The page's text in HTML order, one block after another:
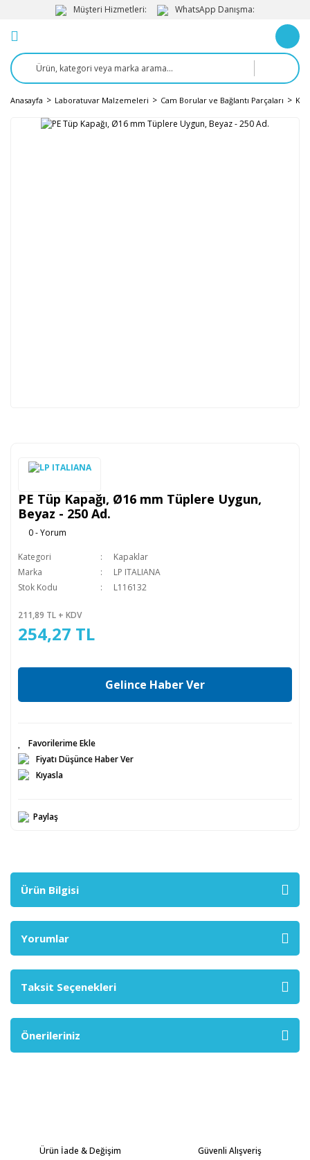
Müşteri Hizmetleri: WhatsApp Danışma:
Anasayfa Laboratuvar Malzemeleri Cam Borular ve Bağlantı Parçaları
PE Tüp Kapağı, Ø16 mm Tüplere Uygun,
Beyaz - 250 Ad.
0 - Yorum
Kategori
Kapaklar
Marka
LP ITALIANA
Stok Kodu
L116132
211,89 TL + KDV
254,27 TL
Gelince Haber Ver
Fiyatı Düşünce Haber Ver
Kıyasla
Paylaş
Ürün Bilgisi
Yorumlar
Taksit Seçenekleri
Önerileriniz
Ürün İade & Değişim Güvenli Alışveriş